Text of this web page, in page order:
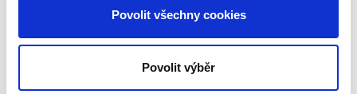
Povolit všechny cookies
Povolit výběr
Evropské
v českém civilním